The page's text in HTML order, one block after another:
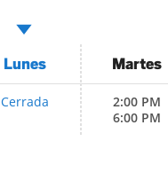
Lunes
Cerrada
Martes
2:00 PM
6:00 PM